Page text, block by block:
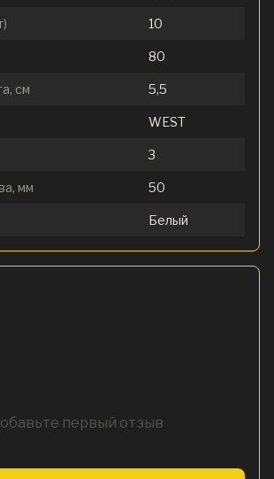
10
80
см 5,5
WEST
3
мм 50
Белый
первый отзыв